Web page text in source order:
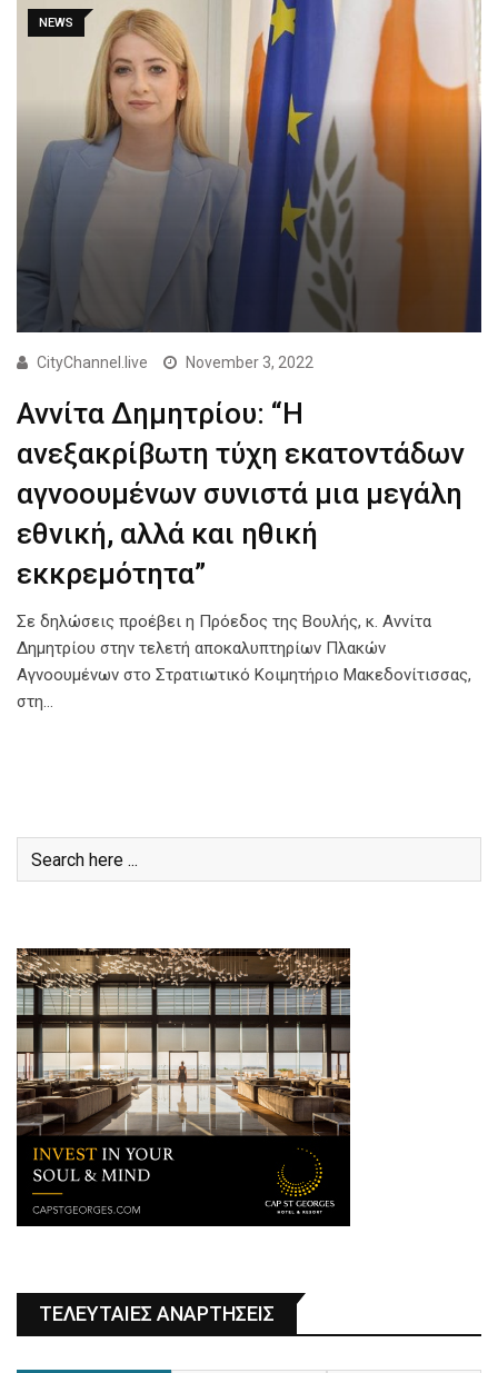
NEWS
CityChannel.live November 3, 2022
Αννίτα Δημητρίου: “Η
ανεξακρίβωτη τύχη εκατοντάδων
αγνοουμένων συνιστά μια μεγάλη
εθνική, αλλά και ηθική
εκκρεμότητα”
Σε δηλώσεις προέβει η Πρόεδος της Βουλής, κ. Αννίτα
Δημητρίου στην τελετή αποκαλυπτηρίων Πλακών
Αγνοουμένων στο Στρατιωτικό Κοιμητήριο Μακεδονίτισσας,
στη…
ΤΕΛΕΥΤΑΙΕΣ ΑΝΑΡΤΗΣΕΙΣ